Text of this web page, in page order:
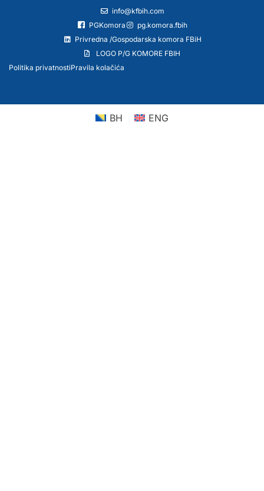
info@kfbih.com
PGKomora
pg.komora.fbih
Privredna /Gospodarska komora FBiH
LOGO P/G KOMORE FBIH
Politika privatnostiPravila kolačića
BH ENG